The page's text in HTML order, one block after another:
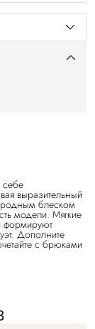
себе
выразительный
блеском
модели. Мягкие
формируют
Дополните
с брюками